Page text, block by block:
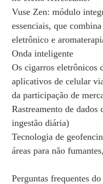
Vuse Zen: módulo
essenciais, que
eletrônico e
Onda inteligente
Os cigarros eletrônicos
aplicativos de celular
da participação de
Rastreamento de dados
ingestão diária)
Tecnologia de
áreas para não
Perguntas frequentes